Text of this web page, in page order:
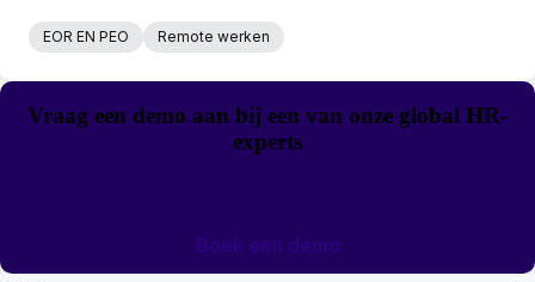
EOR EN PEO Remote werken
Vraag een demo aan bij een van onze global HR-
experts
Boek een demo